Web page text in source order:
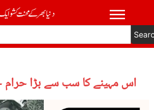
اس مہینے کا سب سے بڑا حرام